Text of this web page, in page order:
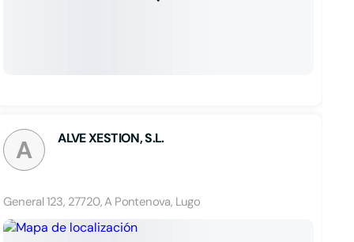
A ALVE XESTION, S.L.
General 123, 27720, A Pontenova, Lugo